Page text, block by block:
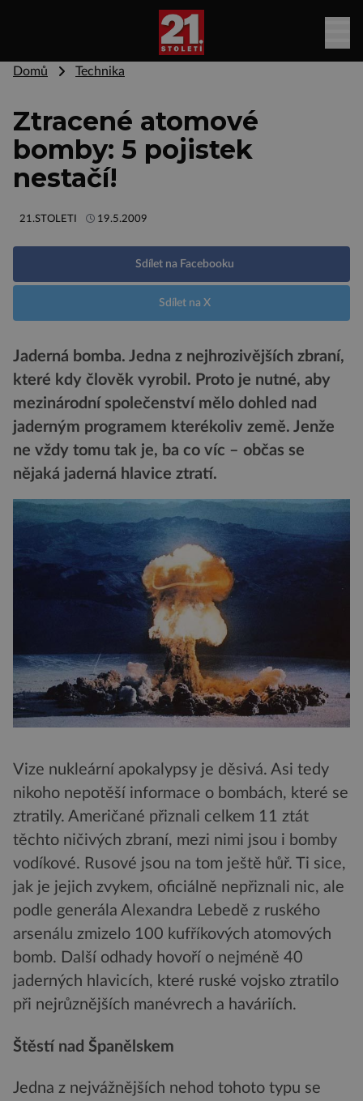
Domů Technika
Ztracené atomové
bomby: 5 pojistek
nestačí!
21.STOLETI 19.5.2009
Sdílet na Facebooku
Sdílet na X
Jaderná bomba. Jedna z nejhrozivějších zbraní,
které kdy člověk vyrobil. Proto je nutné, aby
mezinárodní společenství mělo dohled nad
jaderným programem kterékoliv země. Jenže
ne vždy tomu tak je, ba co víc – občas se
nějaká jaderná hlavice ztratí.
Vize nukleární apokalypsy je děsivá. Asi tedy
nikoho nepotěší informace o bombách, které se
ztratily. Američané přiznali celkem 11 ztát
těchto ničivých zbraní, mezi nimi jsou i bomby
vodíkové. Rusové jsou na tom ještě hůř. Ti sice,
jak je jejich zvykem, oficiálně nepřiznali nic, ale
podle generála Alexandra Lebedě z ruského
arsenálu zmizelo 100 kufříkových atomových
bomb. Další odhady hovoří o nejméně 40
jaderných hlavicích, které ruské vojsko ztratilo
při nejrůznějších manévrech a haváriích.
Štěstí nad Španělskem
Jedna z nejvážnějších nehod tohoto typu se